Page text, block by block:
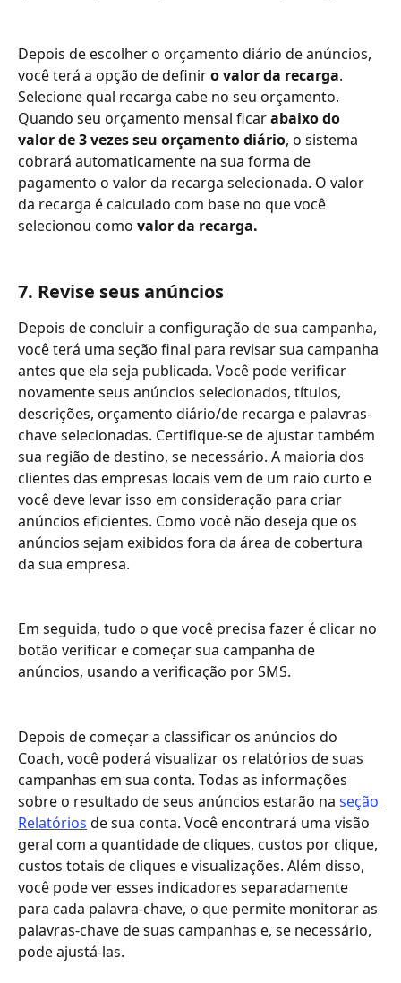
Depois de escolher o orçamento diário de anúncios,
você terá a opção de definir o valor da recarga.
Selecione qual recarga cabe no seu orçamento.
Quando seu orçamento mensal ficar abaixo do
valor de 3 vezes seu orçamento diário, o sistema
cobrará automaticamente na sua forma de
pagamento o valor da recarga selecionada. O valor
da recarga é calculado com base no que você
selecionou como valor da recarga.
7. Revise seus anúncios
Depois de concluir a configuração de sua campanha,
você terá uma seção final para revisar sua campanha
antes que ela seja publicada. Você pode verificar
novamente seus anúncios selecionados, títulos,
descrições, orçamento diário/de recarga e palavras-
chave selecionadas. Certifique-se de ajustar também
sua região de destino, se necessário. A maioria dos
clientes das empresas locais vem de um raio curto e
você deve levar isso em consideração para criar
anúncios eficientes. Como você não deseja que os
anúncios sejam exibidos fora da área de cobertura
da sua empresa.
Em seguida, tudo o que você precisa fazer é clicar no
botão verificar e começar sua campanha de
anúncios, usando a verificação por SMS.
Depois de começar a classificar os anúncios do
Coach, você poderá visualizar os relatórios de suas
campanhas em sua conta. Todas as informações
sobre o resultado de seus anúncios estarão na seção
Relatórios de sua conta. Você encontrará uma visão
geral com a quantidade de cliques, custos por clique,
custos totais de cliques e visualizações. Além disso,
você pode ver esses indicadores separadamente
para cada palavra-chave, o que permite monitorar as
palavras-chave de suas campanhas e, se necessário,
pode ajustá-las.